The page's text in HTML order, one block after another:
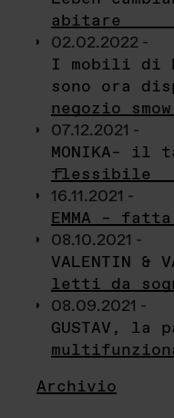
abitare
02.02.2022 -
I mobili di
sono ora
negozio
07.12.2021 -
MONIKA– il
flessibile
16.11.2021 -
EMMA –
08.10.2021 -
VALENTIN &
letti da
08.09.2021 -
GUSTAV, la
Archivio